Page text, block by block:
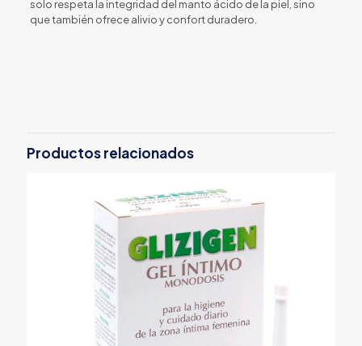
solo respeta la integridad del manto ácido de la piel, sino
que también ofrece alivio y confort duradero.
Productos relacionados